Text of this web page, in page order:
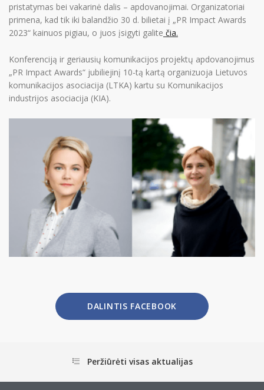
pristatymas bei vakarinė dalis – apdovanojimai. Organizatoriai
primena, kad tik iki balandžio 30 d. bilietai į „PR Impact Awards
2023“ kainuos pigiau, o juos įsigyti galite čia.
Konferenciją ir geriausių komunikacijos projektų apdovanojimus
„PR Impact Awards“ jubiliejinį 10-tą kartą organizuoja Lietuvos
komunikacijos asociacija (LTKA) kartu su Komunikacijos
industrijos asociacija (KIA).
DALINTIS FACEBOOK
Peržiūrėti visas aktualijas